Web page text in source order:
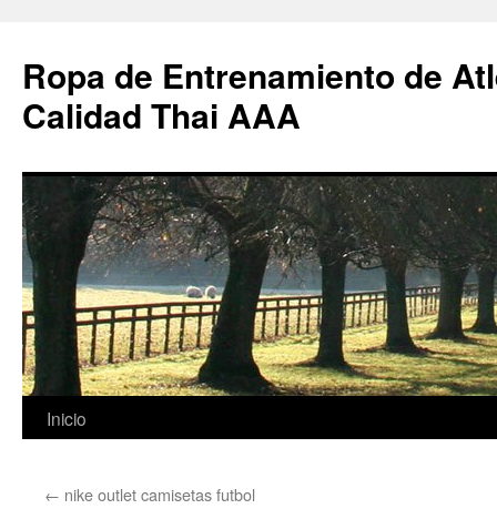
Ropa de Entrenamiento de
Calidad Thai AAA
Saltar
contenido
Inicio
← nike outlet camisetas futbol